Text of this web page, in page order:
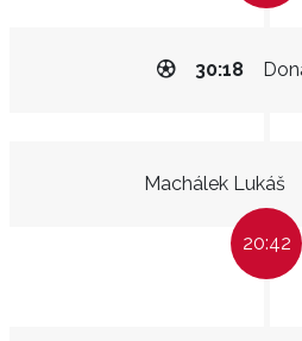
30:18
Machálek Lukáš
20:42